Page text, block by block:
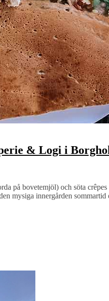
& Logi i
på bovetemjöl) och söta
mysiga innergården